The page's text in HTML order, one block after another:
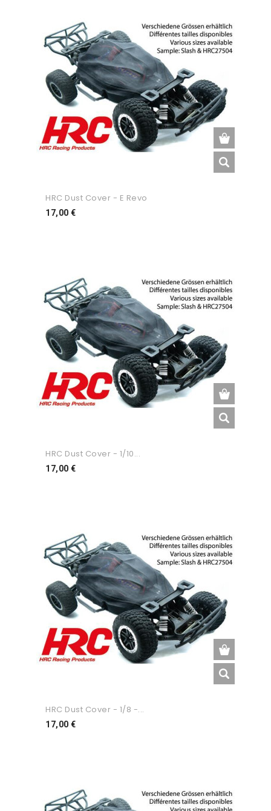
HRC Dust Cover - E Revo
17,00 €Preço
HRC Dust Cover - 1/10...
17,00 €Preço
HRC Dust Cover - 1/8 -...
17,00 €Preço